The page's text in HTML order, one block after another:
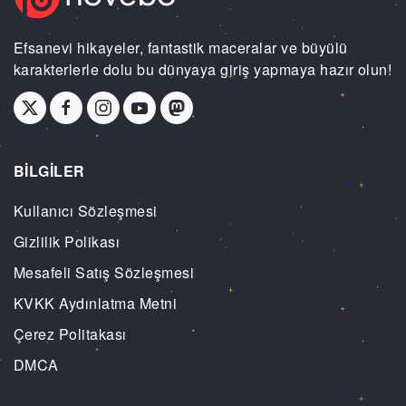
Efsanevi hikayeler, fantastik maceralar ve büyülü
karakterlerle dolu bu dünyaya giriş yapmaya hazır olun!
BİLGİLER
Kullanıcı Sözleşmesi
Gizlilik Polikası
Mesafeli Satış Sözleşmesi
KVKK Aydınlatma Metni
Çerez Politakası
DMCA